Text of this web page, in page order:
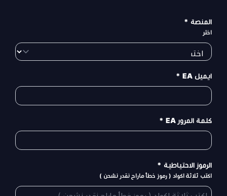
المنصة *
اختر
ايميل EA *
كلمة المرور EA *
الرموز الاحتياطية *
اكتب ثلاثة اكواد ( رموز خطأ ماراح نقدر نشحن )